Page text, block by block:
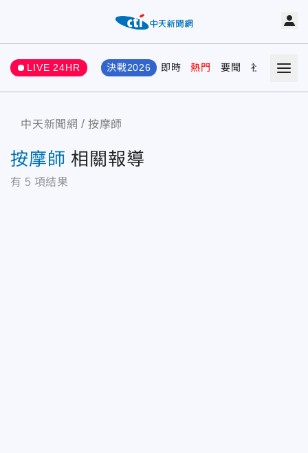
LIVE 24HR 決戰2026 即時 熱門 要聞 社會 娛樂
中天新聞網 按摩師
按摩師 相關報導
有 5 項結果